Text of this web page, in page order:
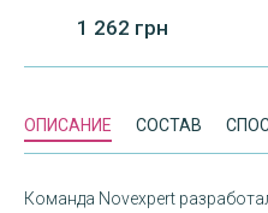
1 262 грн
ОПИСАНИЕ СОСТАВ
Команда Novexpert